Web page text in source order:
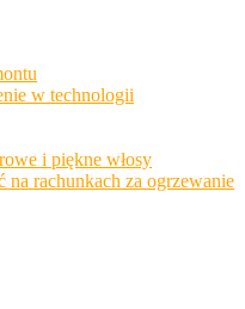
w technologii
i piękne włosy
na rachunkach za ogrzewanie